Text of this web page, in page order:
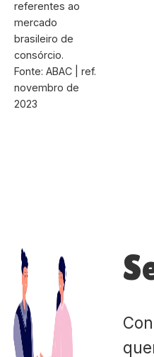
referentes ao
mercado
brasileiro de
consórcio.
Fonte: ABAC | ref.
novembro de
2023